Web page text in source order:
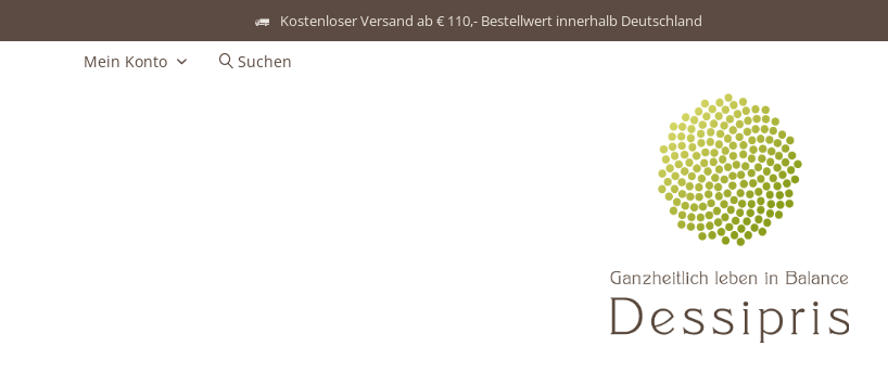
Kostenloser Versand ab € 110,- Bestellwert innerhalb Deutschland
Mein Konto Suchen